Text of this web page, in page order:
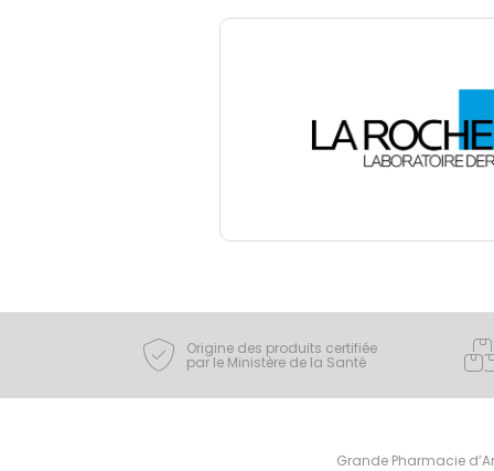
Origine des produits certifiée
par le Ministère de la Santé
Grande Pharmacie